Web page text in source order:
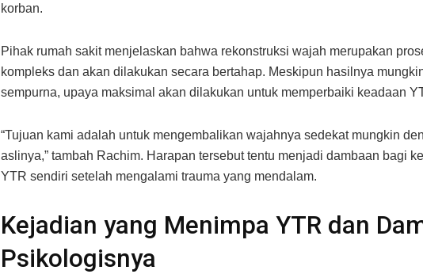
korban.
Pihak rumah sakit menjelaskan bahwa rekonstruksi wajah merupakan
kompleks dan akan dilakukan secara bertahap. Meskipun hasilnya
sempurna, upaya maksimal akan dilakukan untuk memperbaiki keadaan
“Tujuan kami adalah untuk mengembalikan wajahnya sedekat mungkin
aslinya,” tambah Rachim. Harapan tersebut tentu menjadi dambaan bagi
YTR sendiri setelah mengalami trauma yang mendalam.
Kejadian yang Menimpa YTR dan
Psikologisnya